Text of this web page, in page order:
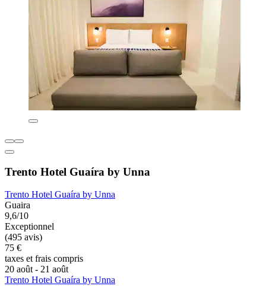
Trento Hotel Guaíra by Unna
Trento Hotel Guaíra by Unna
Guaira
9,6/10
Exceptionnel
(495 avis)
75 €
taxes et frais compris
20 août - 21 août
Trento Hotel Guaíra by Unna